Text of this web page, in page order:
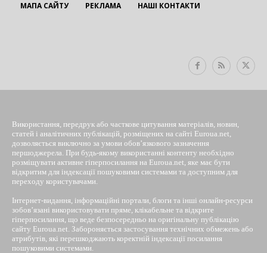
МАПА САЙТУ РЕКЛАМА НАШІ КОНТАКТИ
Використання, передрук або часткове цитування матеріалів, новин,
статей і аналітичних публікацій, розміщених на сайті Euroua.net,
дозволяється виключно за умови обов’язкового зазначення
першоджерела. При будь-якому використанні контенту необхідно
розміщувати активне гіперпосилання на Euroua.net, яке має бути
відкритим для індексації пошуковими системами та доступним для
переходу користувачами.
Інтернет-видання, інформаційні портали, блоги та інші онлайн-ресурси
зобов’язані використовувати пряме, клікабельне та відкрите
гіперпосилання, що веде безпосередньо на оригінальну публікацію
сайту Euroua.net. Забороняється застосування технічних обмежень або
атрибутів, які перешкоджають коректній індексації посилання
пошуковими системами.